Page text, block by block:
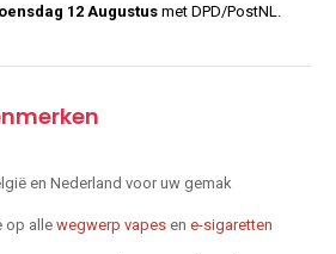
12 Augustusmet DPD/PostNL.
en Nederland voor uw gemak
op allewegwerp vapes en e-sigaretten